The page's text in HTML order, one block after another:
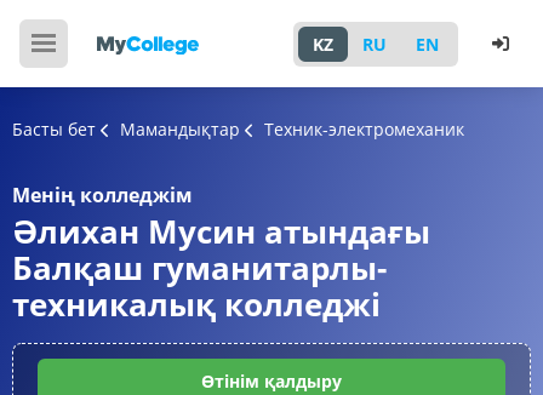
KZ RU EN
Басты бет Мамандықтар Техник-электромеханик
Менің колледжім
Әлихан Мусин атындағы
Балқаш гуманитарлы-
техникалық колледжі
Өтінім қалдыру